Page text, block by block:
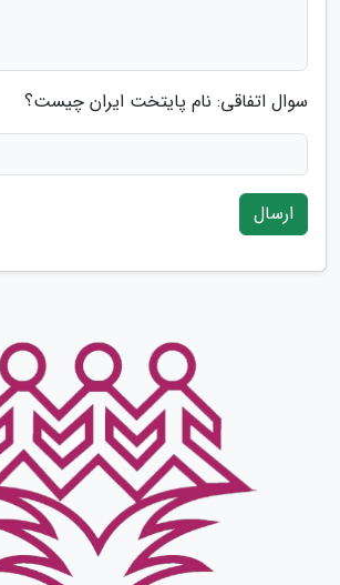
سوال اتفاقی: نام پایتخت ایران چیست؟
ارسال